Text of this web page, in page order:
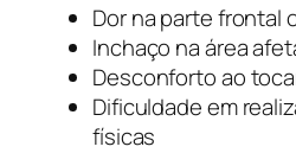
Dor na parte frontal
Inchaço na área
Desconforto ao
Dificuldade em
físicas